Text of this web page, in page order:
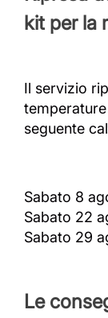
kit per la
Il servizio
seguente
Sabato 8
Sabato 22
Sabato 29
Le